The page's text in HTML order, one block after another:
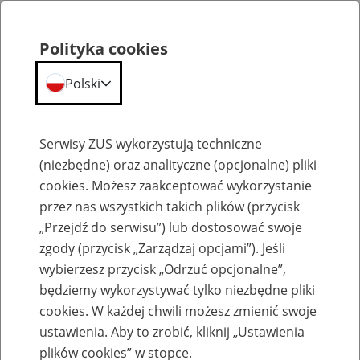
Emerytury
Baza zlikwidowanych lub
przekształconych zakładów pracy
Polityka cookies
Polski
Serwisy ZUS wykorzystują techniczne
(niezbędne) oraz analityczne (opcjonalne) pliki
cookies. Możesz zaakceptować wykorzystanie
przez nas wszystkich takich plików (przycisk
„Przejdź do serwisu”) lub dostosować swoje
zgody (przycisk „Zarządzaj opcjami”). Jeśli
wybierzesz przycisk „Odrzuć opcjonalne”,
będziemy wykorzystywać tylko niezbędne pliki
cookies. W każdej chwili możesz zmienić swoje
ustawienia. Aby to zrobić, kliknij „Ustawienia
plików cookies” w stopce.